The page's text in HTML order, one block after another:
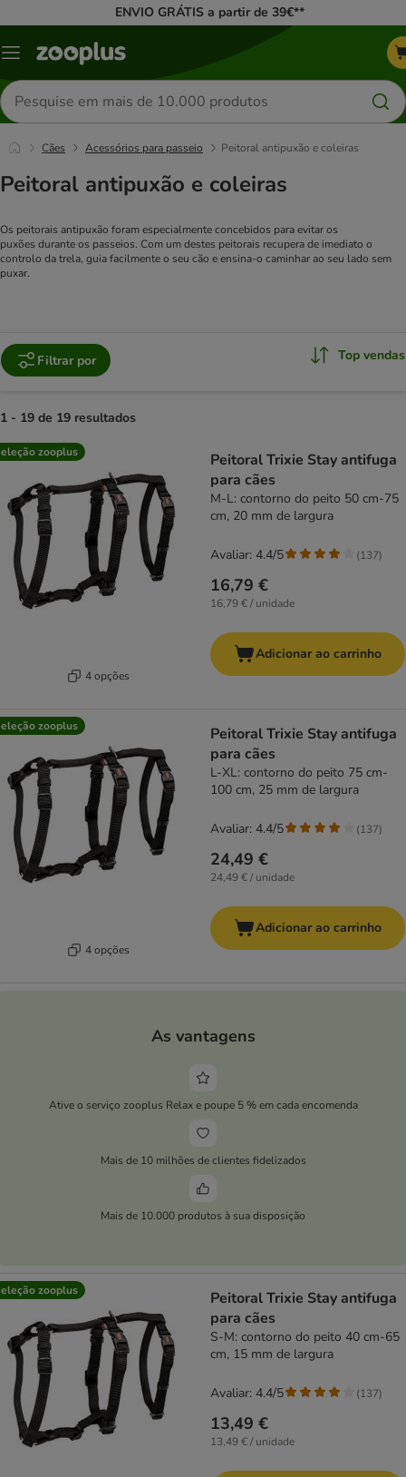
ENVIO GRÁTIS a partir de 39€**
Menu
Pesquisar
produtos
Cães Acessórios para passeio Peitoral antipuxão e coleiras
Peitoral antipuxão e coleiras
Os peitorais antipuxão foram especialmente concebidos para evitar os
puxões durante os passeios. Com um destes peitorais recupera de imediato o
controlo da trela, guia facilmente o seu cão e ensina-o caminhar ao seu lado sem
puxar.
Filtrar por Top vendas
1 - 19 de 19 resultados
product items have been changed
zooplus
4 opções
Peitoral Trixie Stay antifuga
para cães
M-L: contorno do peito 50 cm-75
cm, 20 mm de largura
16,79 €
16,79 € / unidade
Avaliar: 4.4/5 (137)
Adicionar ao carrinho
zooplus
4 opções
Peitoral Trixie Stay antifuga
para cães
L-XL: contorno do peito 75 cm-
100 cm, 25 mm de largura
24,49 €
24,49 € / unidade
Avaliar: 4.4/5 (137)
Adicionar ao carrinho
As vantagens
Ative o serviço zooplus Relax e poupe 5 % em cada encomenda
Mais de 10 milhões de clientes fidelizados
Mais de 10.000 produtos à sua disposição
zooplus
Peitoral Trixie Stay antifuga
para cães
S-M: contorno do peito 40 cm-65
cm, 15 mm de largura
13,49 €
13,49 € / unidade
Avaliar: 4.4/5 (137)